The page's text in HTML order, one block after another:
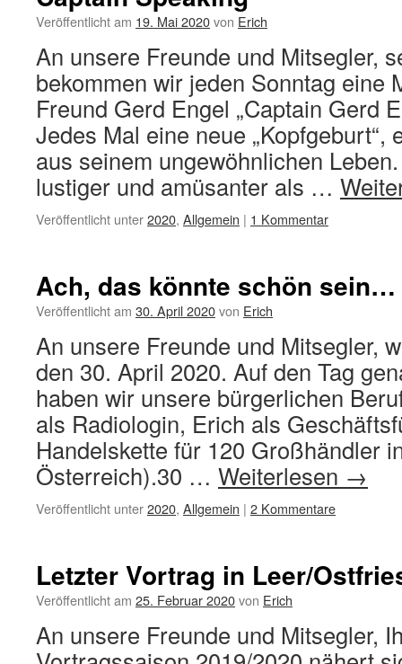
Veröffentlicht am 19. Mai 2020von Erich
An unsere Freunde und Mitsegler,
bekommen wir jeden Sonntag eine
Freund Gerd Engel „Captain Gerd
Jedes Mal eine neue „Kopfgeburt“,
aus seinem ungewöhnlichen
lustiger und amüsanter als …
Veröffentlicht unter2020, Allgemein | 1 Kommentar
Ach, das könnte schön sein…
Veröffentlicht am 30. April 2020von Erich
An unsere Freunde und Mitsegler,
den 30. April 2020. Auf den Tag
haben wir unsere bürgerlichen
als Radiologin, Erich als
Handelskette für 120 Großhändler
Österreich).30 … Weiterlesen →
Veröffentlicht unter2020, Allgemein | 2 Kommentare
Letzter Vortrag in Leer/
Veröffentlicht am 25. Februar 2020von Erich
An unsere Freunde und Mitsegler,